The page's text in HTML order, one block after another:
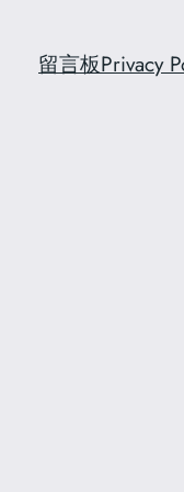
留言板Privacy